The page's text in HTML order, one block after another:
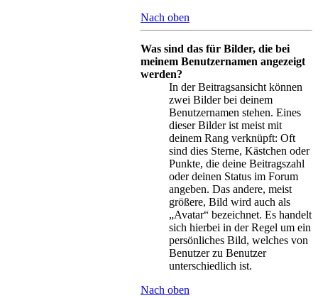
Nach oben
Was sind das für Bilder, die bei
meinem Benutzernamen angezeigt
werden?
In der Beitragsansicht können
zwei Bilder bei deinem
Benutzernamen stehen. Eines
dieser Bilder ist meist mit
deinem Rang verknüpft: Oft
sind dies Sterne, Kästchen oder
Punkte, die deine Beitragszahl
oder deinen Status im Forum
angeben. Das andere, meist
größere, Bild wird auch als
„Avatar“ bezeichnet. Es handelt
sich hierbei in der Regel um ein
persönliches Bild, welches von
Benutzer zu Benutzer
unterschiedlich ist.
Nach oben